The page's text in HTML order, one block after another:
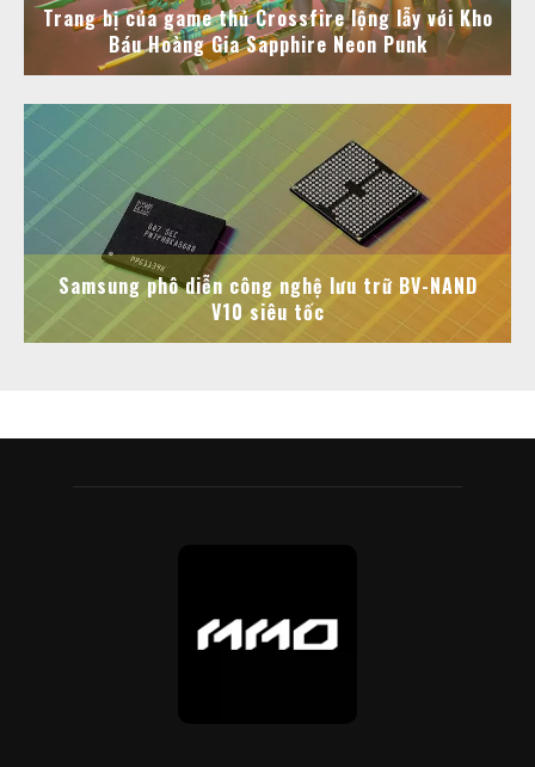
Trang bị của game thủ Crossfire lộng lẫy với Kho
Báu Hoàng Gia Sapphire Neon Punk
Samsung phô diễn công nghệ lưu trữ BV-NAND
V10 siêu tốc